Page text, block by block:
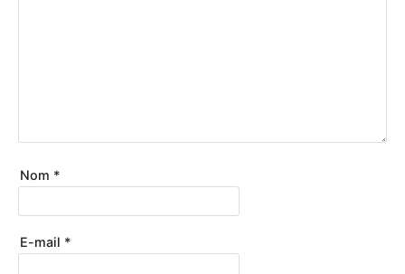
Nom *
E-mail *